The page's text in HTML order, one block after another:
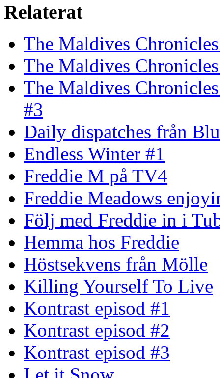
Relaterat
The Maldives
The Maldives
The Maldives
#3
Daily dispatches från
Endless Winter #1
Freddie M på TV4
Freddie Meadows
Följ med Freddie in i
Hemma hos Freddie
Höstsekvens från Mölle
Killing Yourself To Live
Kontrast episod #1
Kontrast episod #2
Kontrast episod #3